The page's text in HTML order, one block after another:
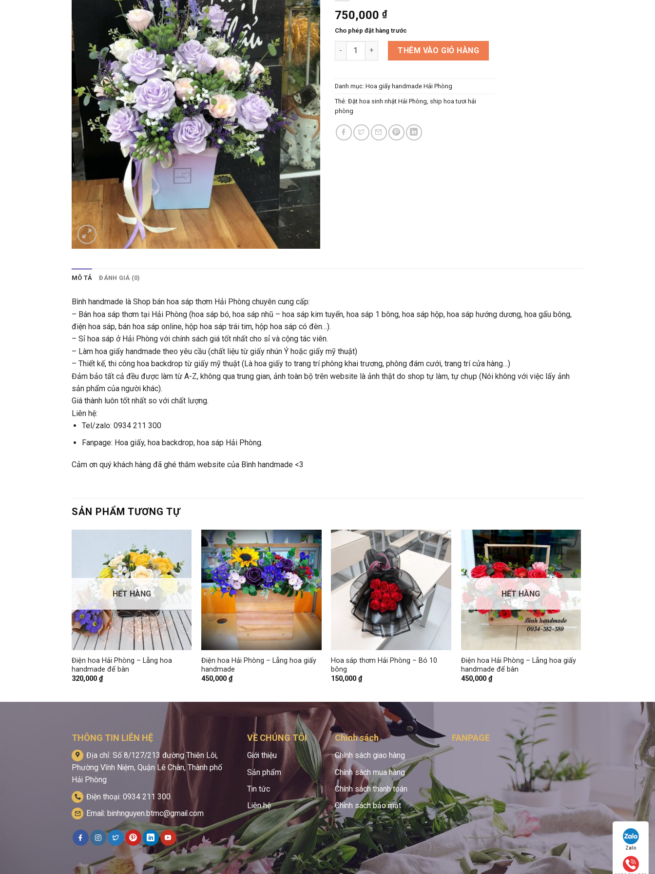
750,000 ₫
Cho phép đặt hàng trước
Điện hoa Hải Phòng - Lẵng hoa giấy handmade cao cấp số lượng
THÊM VÀO GIỎ HÀNG
Danh mục: Hoa giấy handmade Hải Phòng
Thẻ: Đặt hoa sinh nhật Hải Phòng ship hoa tươi hải
phòng
MÔ TẢ ĐÁNH GIÁ (0)
Bình handmade là Shop bán hoa sáp thơm Hải Phòng chuyên cung cấp:
– Bán hoa sáp thơm tại Hải Phòng (hoa sáp bó, hoa sáp nhũ – hoa sáp kim tuyến, hoa sáp 1 bông, hoa sáp hộp, hoa sáp hướng dương, hoa gấu bông,
điện hoa sáp, bán hoa sáp online, hộp hoa sáp trái tim, hộp hoa sáp có đèn…).
– Sỉ hoa sáp ở Hải Phòng với chính sách giá tốt nhất cho sỉ và cộng tác viên.
– Làm hoa giấy handmade theo yêu cầu (chất liệu từ giấy nhún Ý hoặc giấy mỹ thuật)
– Thiết kế, thi công hoa backdrop từ giấy mỹ thuật (Là hoa giấy to trang trí phông khai trương, phông đám cưới, trang trí cửa hàng…)
Đảm bảo tất cả đều được làm từ A-Z, không qua trung gian, ảnh toàn bộ trên website là ảnh thật do shop tự làm, tự chụp (Nói không với việc lấy ảnh
sản phẩm của người khác).
Giá thành luôn tốt nhất so với chất lượng.
Liên hệ:
Tel/zalo: 0934 211 300
Fanpage: Hoa giấy, hoa backdrop, hoa sáp Hải Phòng.
Cảm ơn quý khách hàng đã ghé thăm website của Bình handmade <3
SẢN PHẨM TƯƠNG TỰ
HẾT HÀNG
Điện hoa Hải Phòng – Lẵng hoa
handmade để bàn
320,000 ₫
Điện hoa Hải Phòng – Lẵng hoa giấy
handmade
450,000₫
Hoa sáp thơm Hải Phòng – Bó 10
bông
150,000₫
HẾT HÀNG
Điện hoa Hải Phòng – Lẵng hoa giấy
handmade để bàn
450,000 ₫
THÔNG TIN LIÊN HỆ
Địa chỉ: Số 8/127/213 đường Thiên Lôi,
Phường Vĩnh Niệm, Quận Lê Chân, Thành phố
Hải Phòng
Điện thoại: 0934 211 300
Email: binhnguyen.btmc@gmail.com
VỀ CHÚNG TÔI
Giới thiệu
Sản phẩm
Tin tức
Liên hệ
Chính sách
Chính sách giao hàng
Chính sách mua hàng
Chính sách thanh toán
Chính sách bảo mật
FANPAGE
Zalo